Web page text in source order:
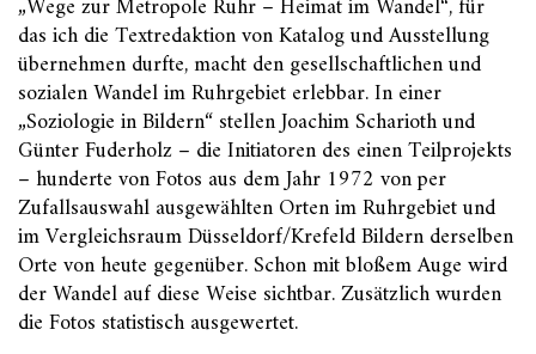
das ich die Textredaktion von Katalog und Ausstellung
übernehmen durfte, macht den gesellschaftlichen und
sozialen Wandel im Ruhrgebiet erlebbar. In einer
„Soziologie in Bildern“ stellen Joachim Scharioth und
Günter Fuderholz – die Initiatoren des einen Teilprojekts
– hunderte von Fotos aus dem Jahr 1972 von per
Zufallsauswahl ausgewählten Orten im Ruhrgebiet und
im Vergleichsraum Düsseldorf/Krefeld Bildern derselben
Orte von heute gegenüber. Schon mit bloßem Auge wird
der Wandel auf diese Weise sichtbar. Zusätzlich wurden
die Fotos statistisch ausgewertet.